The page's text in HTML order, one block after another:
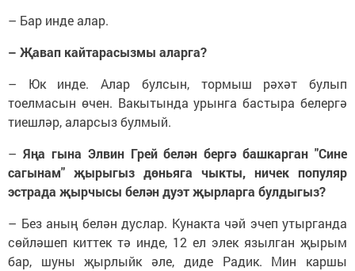
– Бар инде алар.
– Җавап кайтарасызмы аларга?
– Юк инде. Алар булсын, тормыш рәхәт булып
тоелмасын өчен. Вакытында урынга бастыра белергә
тиешләр, аларсыз булмый.
– Яңа гына Элвин Грей белән бергә башкарган "Сине
сагынам" җырыгыз дөньяга чыкты, ничек популяр
эстрада җырчысы белән дуэт җырларга булдыгыз?
– Без аның белән дуслар. Кунакта чәй эчеп утырганда
сөйләшеп киттек тә инде, 12 ел элек язылган җырым
бар, шуны җырлыйк әле, диде Радик. Мин каршы